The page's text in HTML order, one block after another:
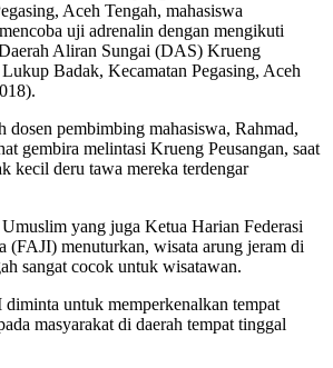
Aceh Tengah, mahasiswa
uji adrenalin dengan mengikuti
Aliran Sungai (DAS) Krueng
Badak, Kecamatan Pegasing, Aceh
dosen pembimbing mahasiswa, Rahmad,
gembira melintasi Krueng Peusangan, saat
kecil deru tawa mereka terdengar
yang juga Ketua Harian Federasi
(FAJI) menuturkan, wisata arung jeram di
sangat cocok untuk wisatawan.
untuk memperkenalkan tempat
masyarakat di daerah tempat tinggal